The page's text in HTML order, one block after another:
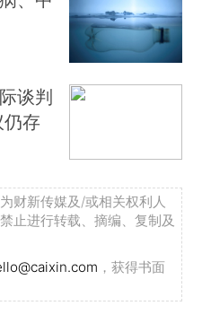
谈判
仍存
财新传媒及/或相关权利人
止进行转载、摘编、复制及
，获得书面